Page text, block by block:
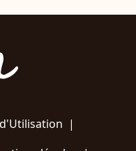
|